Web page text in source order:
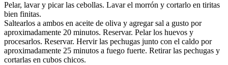
Pelar, lavar y picar las cebollas. Lavar el morrón y cortarlo en tiritas
bien finitas.
Saltearlos a ambos en aceite de oliva y agregar sal a gusto por
aproximadamente 20 minutos. Reservar. Pelar los huevos y
procesarlos. Reservar. Hervir las pechugas junto con el caldo por
aproximadamente 25 minutos a fuego fuerte. Retirar las pechugas y
cortarlas en cubos chicos.